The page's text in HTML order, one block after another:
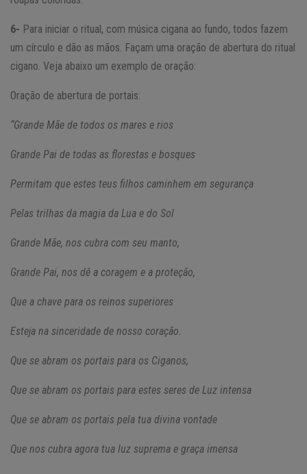
6- Para iniciar o ritual, com música cigana ao fundo, todos fazem
um círculo e dão as mãos. Façam uma oração de abertura do ritual
cigano. Veja abaixo um exemplo de oração:
Oração de abertura de portais:
“Grande Mãe de todos os mares e rios
Grande Pai de todas as florestas e bosques
Permitam que estes teus filhos caminhem em segurança
Pelas trilhas da magia da Lua e do Sol
Grande Mãe, nos cubra com seu manto,
Grande Pai, nos dê a coragem e a proteção,
Que a chave para os reinos superiores
Esteja na sinceridade de nosso coração.
Que se abram os portais para os Ciganos,
Que se abram os portais para estes seres de Luz intensa
Que se abram os portais pela tua divina vontade
Que nos cubra agora tua luz suprema e graça imensa